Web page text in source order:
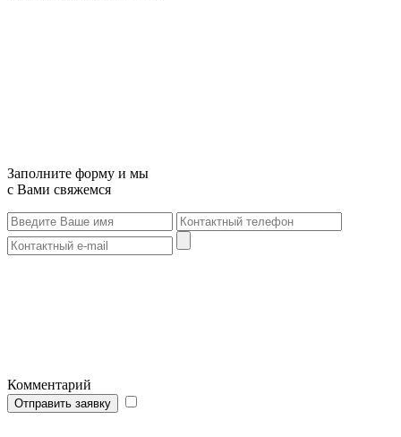
Заполните форму и мы
с Вами свяжемся
Комментарий
Отправить заявку